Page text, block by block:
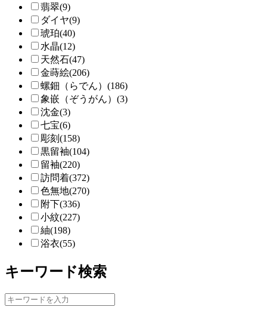
翡翠(9)
ダイヤ(9)
琥珀(40)
水晶(12)
天然石(47)
金蒔絵(206)
螺鈿（らでん）(186)
象嵌（ぞうがん）(3)
沈金(3)
七宝(6)
彫刻(158)
黒留袖(104)
留袖(220)
訪問着(372)
色無地(270)
附下(336)
小紋(227)
紬(198)
浴衣(55)
キーワード検索